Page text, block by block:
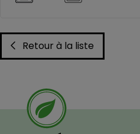
Retour à la liste